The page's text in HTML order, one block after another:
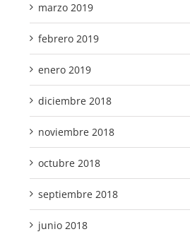
marzo 2019
febrero 2019
enero 2019
diciembre 2018
noviembre 2018
octubre 2018
septiembre 2018
junio 2018